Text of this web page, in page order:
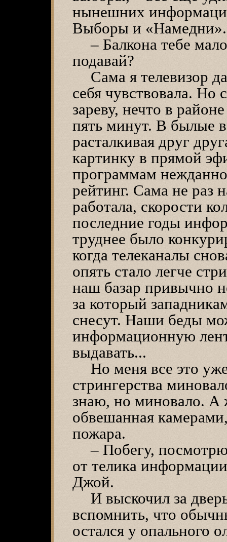
нынешних
Выборы и
– Балкона тебе
подавай?
Сама я телевизор
себя чувствовала. Но
зареву, нечто в
пять минут. В былые
расталкивая друг
картинку в прямой
программам
рейтинг. Сама не раз
работала, скорости
последние годы
труднее было
когда телеканалы
опять стало легче
наш базар привычно
за который
снесут. Наши беды
информационную
выдавать...
Но меня все это
стрингерства
знаю, но миновало.
обвешанная
пожара.
– Побегу,
от телика
Джой.
И выскочил за
вспомнить, что
остался у опального